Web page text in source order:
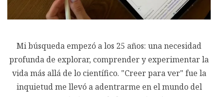
Mi búsqueda empezó a los 25 años: una necesidad
profunda de explorar, comprender y experimentar la
vida más allá de lo científico. "Creer para ver" fue la
inquietud me llevó a adentrarme en el mundo del